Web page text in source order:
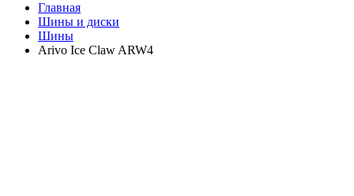
Главная
Шины и диски
Шины
Arivo Ice Claw ARW4